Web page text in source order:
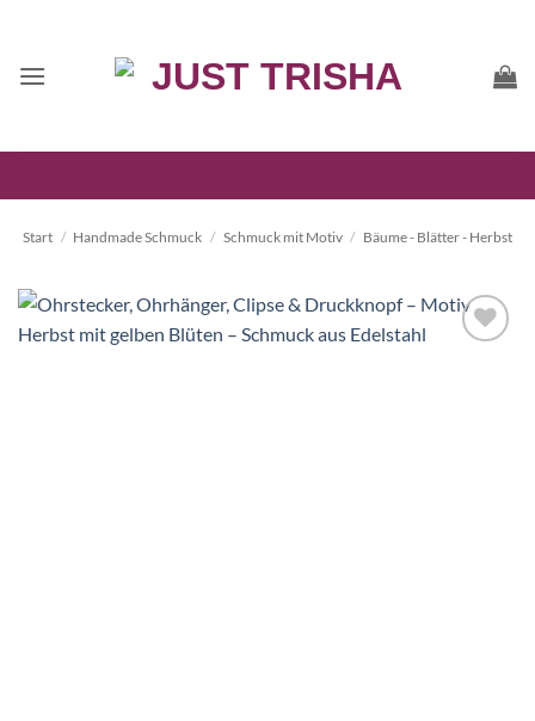
springen
Start / Handmade Schmuck / Schmuck mit Motiv / Bäume - Blätter - Herbst